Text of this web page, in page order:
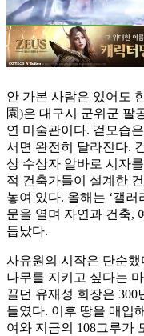
안 가본 사람은 있어도
園)은 대구시 군위군 팔
연 미술관이다. 겉모습
서면 완전히 달라진다.
상 수상자 알바로 시자
적 건축가들이 설계한
놓여 있다. 올해는 ‘갤러
문을 열며 자연과 건축,
듭났다.
사유원의 시작은 단순
나무를 지키고 싶다는
끌던 유재성 회장은
들였다. 이후 땅을 매입
여와 지금의 108그루가